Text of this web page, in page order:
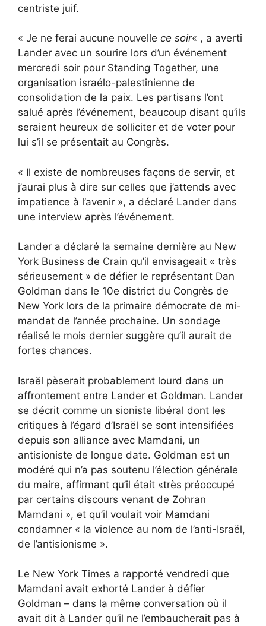
centriste juif.
« Je ne ferai aucune nouvelle ce soir« , a averti
Lander avec un sourire lors d’un événement
mercredi soir pour Standing Together, une
organisation israélo-palestinienne de
consolidation de la paix. Les partisans l’ont
salué après l’événement, beaucoup disant qu’ils
seraient heureux de solliciter et de voter pour
lui s’il se présentait au Congrès.
« Il existe de nombreuses façons de servir, et
j’aurai plus à dire sur celles que j’attends avec
impatience à l’avenir », a déclaré Lander dans
une interview après l’événement.
Lander a déclaré la semaine dernière au New
York Business de Crain qu’il envisageait « très
sérieusement » de défier le représentant Dan
Goldman dans le 10e district du Congrès de
New York lors de la primaire démocrate de mi-
mandat de l’année prochaine. Un sondage
réalisé le mois dernier suggère qu’il aurait de
fortes chances.
Israël pèserait probablement lourd dans un
affrontement entre Lander et Goldman. Lander
se décrit comme un sioniste libéral dont les
critiques à l’égard d’Israël se sont intensifiées
depuis son alliance avec Mamdani, un
antisioniste de longue date. Goldman est un
modéré qui n’a pas soutenu l’élection générale
du maire, affirmant qu’il était «très préoccupé
par certains discours venant de Zohran
Mamdani », et qu’il voulait voir Mamdani
condamner « la violence au nom de l’anti-Israël,
de l’antisionisme ».
Le New York Times a rapporté vendredi que
Mamdani avait exhorté Lander à défier
Goldman – dans la même conversation où il
avait dit à Lander qu’il ne l’embaucherait pas à